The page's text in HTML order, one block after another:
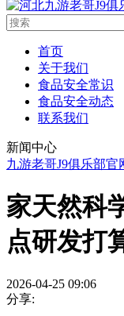
首页
关于我们
食品安全常识
食品安全动态
联系我们
新闻中心
九游老哥J9俱乐部官
家天然科
点研发打
2026-04-25 09:06
分享: